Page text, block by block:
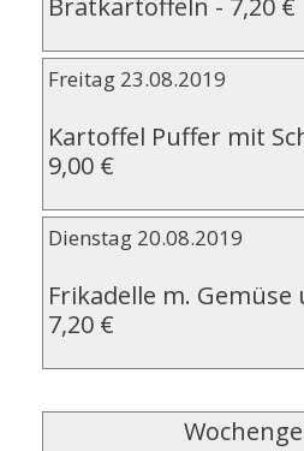
Bratkartoffeln - 7,20 €
Freitag 23.08.2019
Kartoffel Puffer mit
9,00 €
Dienstag 20.08.2019
Frikadelle m. Gemüse
7,20 €